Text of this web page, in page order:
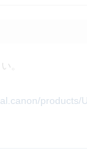
。
products/